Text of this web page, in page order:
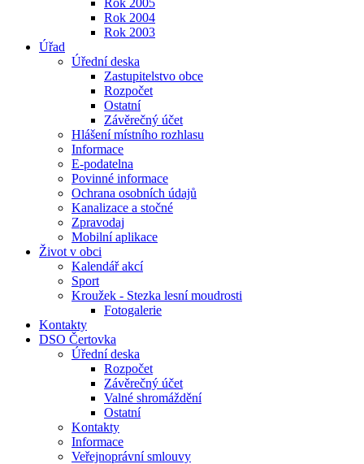
Rok 2005
Rok 2004
Rok 2003
Úřad
Úřední deska
Zastupitelstvo obce
Rozpočet
Ostatní
Závěrečný účet
Hlášení místního rozhlasu
Informace
E-podatelna
Povinné informace
Ochrana osobních údajů
Kanalizace a stočné
Zpravodaj
Mobilní aplikace
Život v obci
Kalendář akcí
Sport
Kroužek - Stezka lesní moudrosti
Fotogalerie
Kontakty
DSO Čertovka
Úřední deska
Rozpočet
Závěrečný účet
Valné shromáždění
Ostatní
Kontakty
Informace
Veřejnoprávní smlouvy